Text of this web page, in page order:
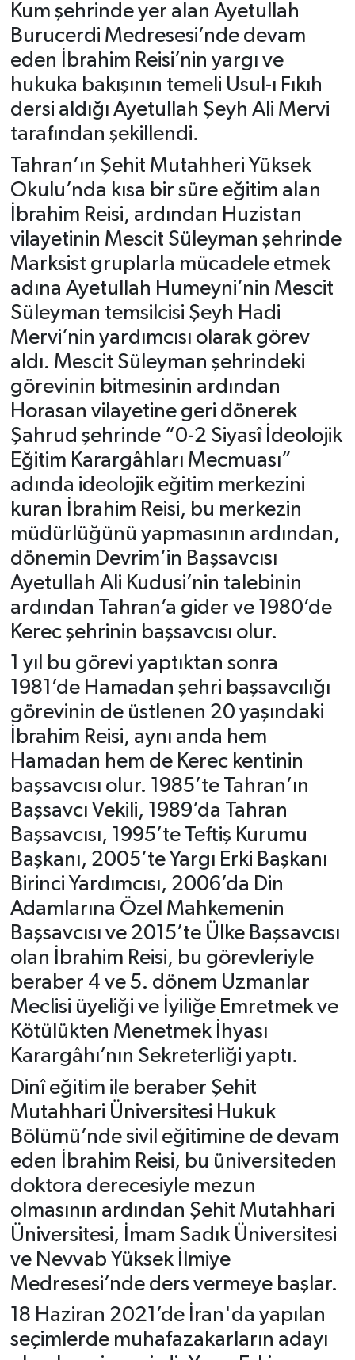
Kum şehrinde yer alan Ayetullah
Burucerdi Medresesi’nde devam
eden İbrahim Reisi’nin yargı ve
hukuka bakışının temeli Usul-ı Fıkıh
dersi aldığı Ayetullah Şeyh Ali Mervi
tarafından şekillendi.
Tahran’ın Şehit Mutahheri Yüksek
Okulu’nda kısa bir süre eğitim alan
İbrahim Reisi, ardından Huzistan
vilayetinin Mescit Süleyman şehrinde
Marksist gruplarla mücadele etmek
adına Ayetullah Humeyni’nin Mescit
Süleyman temsilcisi Şeyh Hadi
Mervi’nin yardımcısı olarak görev
aldı. Mescit Süleyman şehrindeki
görevinin bitmesinin ardından
Horasan vilayetine geri dönerek
Şahrud şehrinde “0-2 Siyasî İdeolojik
Eğitim Karargâhları Mecmuası”
adında ideolojik eğitim merkezini
kuran İbrahim Reisi, bu merkezin
müdürlüğünü yapmasının ardından,
dönemin Devrim’in Başsavcısı
Ayetullah Ali Kudusi’nin talebinin
ardından Tahran’a gider ve 1980’de
Kerec şehrinin başsavcısı olur.
1 yıl bu görevi yaptıktan sonra
1981’de Hamadan şehri başsavcılığı
görevinin de üstlenen 20 yaşındaki
İbrahim Reisi, aynı anda hem
Hamadan hem de Kerec kentinin
başsavcısı olur. 1985’te Tahran’ın
Başsavcı Vekili, 1989’da Tahran
Başsavcısı, 1995’te Teftiş Kurumu
Başkanı, 2005’te Yargı Erki Başkanı
Birinci Yardımcısı, 2006’da Din
Adamlarına Özel Mahkemenin
Başsavcısı ve 2015’te Ülke Başsavcısı
olan İbrahim Reisi, bu görevleriyle
beraber 4 ve 5. dönem Uzmanlar
Meclisi üyeliği ve İyiliğe Emretmek ve
Kötülükten Menetmek İhyası
Karargâhı’nın Sekreterliği yaptı.
Dinî eğitim ile beraber Şehit
Mutahhari Üniversitesi Hukuk
Bölümü’nde sivil eğitimine de devam
eden İbrahim Reisi, bu üniversiteden
doktora derecesiyle mezun
olmasının ardından Şehit Mutahhari
Üniversitesi, İmam Sadık Üniversitesi
ve Nevvab Yüksek İlmiye
Medresesi’nde ders vermeye başlar.
18 Haziran 2021’de İran'da yapılan
seçimlerde muhafazakarların adayı